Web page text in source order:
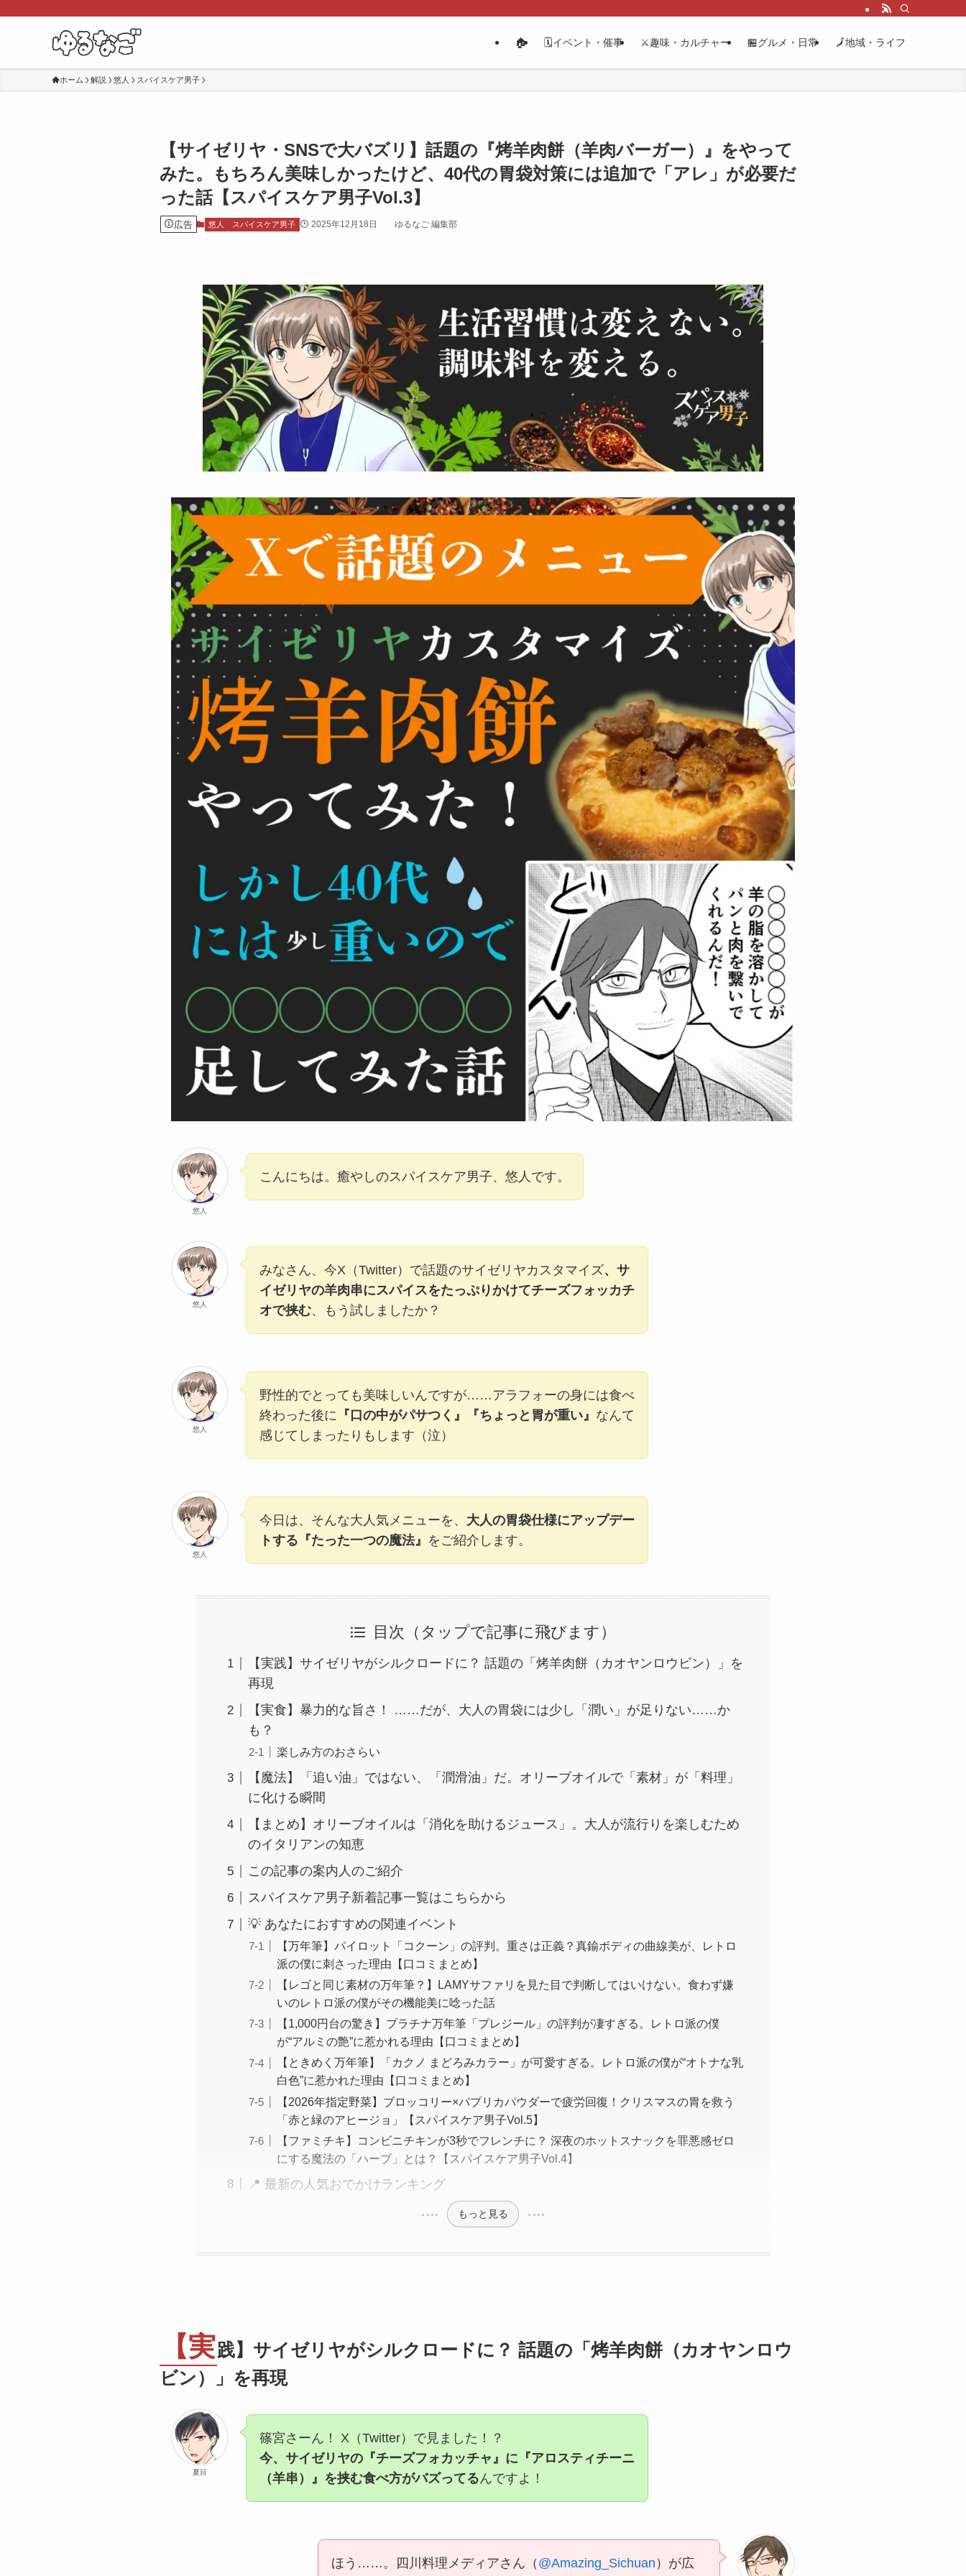
🏠 🗓️イベント・催事 ⚔️趣味・カルチャー 🏪グルメ・日常 🗾地域・ライフ
ホーム 解説 悠人 スパイスケア男子
【サイゼリヤ・SNSで大バズリ】話題の『烤羊肉餅（羊肉バーガー）』をやって
みた。もちろん美味しかったけど、40代の胃袋対策には追加で「アレ」が必要だ
った話【スパイスケア男子Vol.3】
広告 悠人 スパイスケア男子 2025年12月18日 ゆるなご 編集部
悠人
こんにちは。癒やしのスパイスケア男子、悠人です。
悠人
みなさん、今X（Twitter）で話題のサイゼリヤカスタマイズ、サ
イゼリヤの羊肉串にスパイスをたっぷりかけてチーズフォッカチ
オで挟む、もう試しましたか？
悠人
野性的でとっても美味しいんですが……アラフォーの身には食べ
終わった後に 『口の中がパサつく』『ちょっと胃が重い』 なんて
感じてしまったりもします（泣）
悠人
今日は、そんな大人気メニューを、 大人の胃袋仕様にアップデー
トする『たった一つの魔法』 をご紹介します。
目次（タップで記事に飛びます）
【実践】サイゼリヤがシルクロードに？ 話題の「烤羊肉餅（カオヤンロウビン）」を
再現
【実食】暴力的な旨さ！ ……だが、大人の胃袋には少し「潤い」が足りない……か
も？
楽しみ方のおさらい
【魔法】「追い油」ではない、「潤滑油」だ。オリーブオイルで「素材」が「料理」
に化ける瞬間
【まとめ】オリーブオイルは「消化を助けるジュース」。大人が流行りを楽しむため
のイタリアンの知恵
この記事の案内人のご紹介
スパイスケア男子新着記事一覧はこちらから
💡 あなたにおすすめの関連イベント
【万年筆】パイロット「コクーン」の評判。重さは正義？真鍮ボディの曲線美が、レトロ
派の僕に刺さった理由【口コミまとめ】
【レゴと同じ素材の万年筆？】LAMYサファリを見た目で判断してはいけない。食わず嫌
いのレトロ派の僕がその機能美に唸った話
【1,000円台の驚き】プラチナ万年筆「プレジール」の評判が凄すぎる。レトロ派の僕
が“アルミの艶”に惹かれる理由【口コミまとめ】
【ときめく万年筆】「カクノ まどろみカラー」が可愛すぎる。レトロ派の僕が“オトナな乳
白色”に惹かれた理由【口コミまとめ】
【2026年指定野菜】ブロッコリー×パプリカパウダーで疲労回復！クリスマスの胃を救う
「赤と緑のアヒージョ」【スパイスケア男子Vol.5】
【ファミチキ】コンビニチキンが3秒でフレンチに？ 深夜のホットスナックを罪悪感ゼロ
にする魔法の「ハーブ」とは？【スパイスケア男子Vol.4】
📍 最新の人気おでかけランキング
もっと見る
【実践】サイゼリヤがシルクロードに？ 話題の「烤羊肉餅（カオヤンロウ
ビン）」を再現
夏目
篠宮さーん！ X（Twitter）で見ました！？
今、サイゼリヤの『チーズフォカッチャ』に『アロスティチーニ
（羊串）』を挟む食べ方がバズってるんですよ！
ほう……。四川料理メディアさん（ @Amazing_Sichuan ）が広